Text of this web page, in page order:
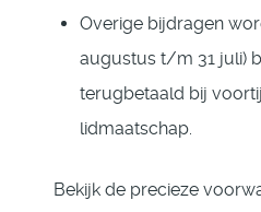
Overige bijdragen
augustus t/m 31 juli)
terugbetaald bij
lidmaatschap.
Bekijk de precieze